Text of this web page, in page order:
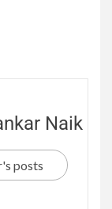
Naik
posts